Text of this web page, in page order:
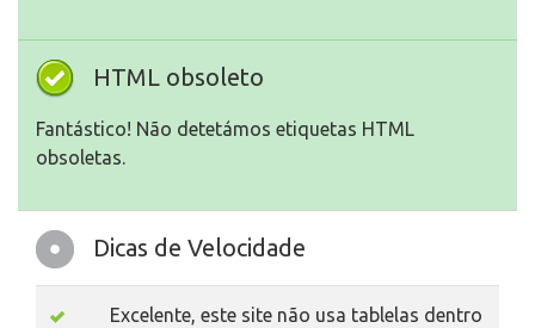
HTML obsoleto
Fantástico! Não detetámos etiquetas HTML
obsoletas.
Dicas de Velocidade
Excelente, este site não usa tablelas dentro